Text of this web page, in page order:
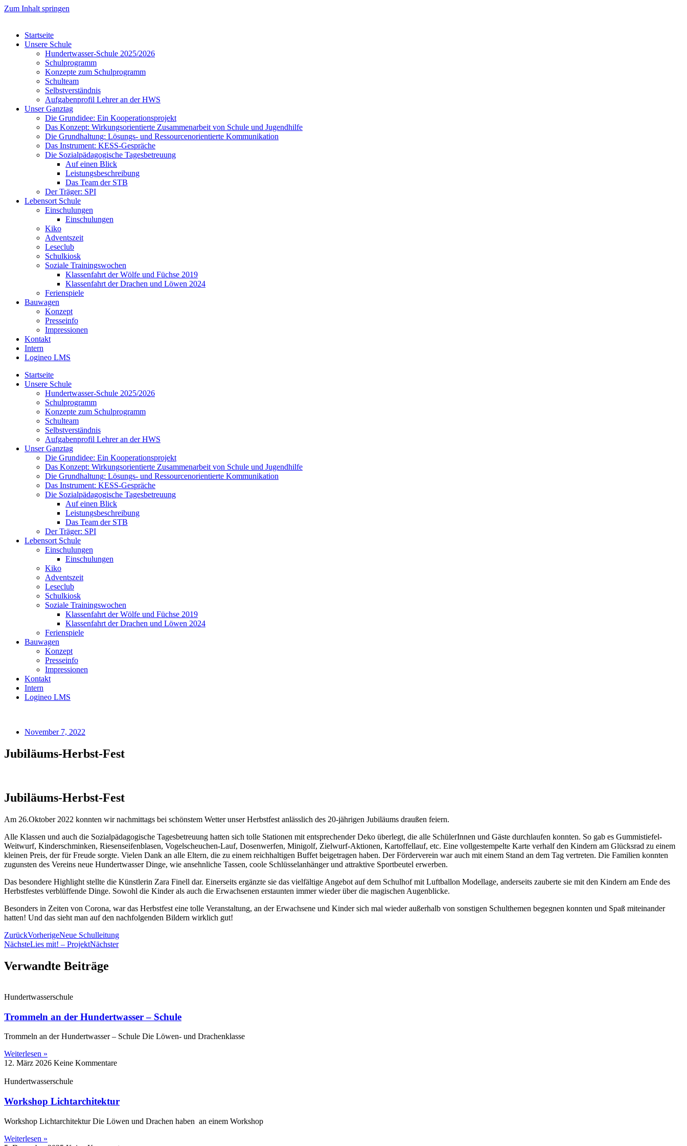
Zum Inhalt springen
Startseite
Unsere Schule
Hundertwasser-Schule 2025/2026
Schulprogramm
Konzepte zum Schulprogramm
Schulteam
Selbst­ver­ständ­nis
Aufgabenprofil Lehrer an der HWS
Unser Ganztag
Die Grundidee: Ein Kooperationsprojekt
Das Konzept: Wirkungsorientierte Zusammenarbeit von Schule und Jugendhilfe
Die Grundhaltung: Lösungs- und Ressourcenorientierte Kommunikation
Das Instrument: KESS-Gespräche
Die Sozialpädagogische Tagesbetreuung
Auf einen Blick
Leistungsbeschreibung
Das Team der STB
Der Träger: SPI
Lebensort Schule
Einschulungen
Einschulungen
Kiko
Adventszeit
Leseclub
Schulkiosk
Soziale Trainingswochen
Klassenfahrt der Wölfe und Füchse 2019
Klassenfahrt der Drachen und Löwen 2024
Ferienspiele
Bauwagen
Konzept
Presseinfo
Impressionen
Kontakt
Intern
Logineo LMS
Startseite
Unsere Schule
Hundertwasser-Schule 2025/2026
Schulprogramm
Konzepte zum Schulprogramm
Schulteam
Selbst­ver­ständ­nis
Aufgabenprofil Lehrer an der HWS
Unser Ganztag
Die Grundidee: Ein Kooperationsprojekt
Das Konzept: Wirkungsorientierte Zusammenarbeit von Schule und Jugendhilfe
Die Grundhaltung: Lösungs- und Ressourcenorientierte Kommunikation
Das Instrument: KESS-Gespräche
Die Sozialpädagogische Tagesbetreuung
Auf einen Blick
Leistungsbeschreibung
Das Team der STB
Der Träger: SPI
Lebensort Schule
Einschulungen
Einschulungen
Kiko
Adventszeit
Leseclub
Schulkiosk
Soziale Trainingswochen
Klassenfahrt der Wölfe und Füchse 2019
Klassenfahrt der Drachen und Löwen 2024
Ferienspiele
Bauwagen
Konzept
Presseinfo
Impressionen
Kontakt
Intern
Logineo LMS
November 7, 2022
Jubiläums-Herbst-Fest
Jubiläums-Herbst-Fest
Am 26.Oktober 2022 konnten wir nachmittags bei schönstem Wetter unser Herbstfest anlässlich des 20-jährigen Jubiläums draußen feiern.
Alle Klassen und auch die Sozialpädagogische Tagesbetreuung hatten sich tolle Stationen mit entsprechender Deko überlegt, die alle SchülerInnen und Gäste durchlaufen konnten. So gab es Gummistiefel-
Weitwurf, Kinderschminken, Riesenseifenblasen, Vogelscheuchen-Lauf, Dosenwerfen, Minigolf, Zielwurf-Aktionen, Kartoffellauf, etc. Eine vollgestempelte Karte verhalf den Kindern am Glücksrad zu einem
kleinen Preis, der für Freude sorgte. Vielen Dank an alle Eltern, die zu einem reichhaltigen Buffet beigetragen haben. Der Förderverein war auch mit einem Stand an dem Tag vertreten. Die Familien konnten
zugunsten des Vereins neue Hundertwasser Dinge, wie ansehnliche Tassen, coole Schlüsselanhänger und attraktive Sportbeutel erwerben.
Das besondere Highlight stellte die Künstlerin Zara Finell dar. Einerseits ergänzte sie das vielfältige Angebot auf dem Schulhof mit Luftballon Modellage, anderseits zauberte sie mit den Kindern am Ende des
Herbstfestes verblüffende Dinge. Sowohl die Kinder als auch die Erwachsenen erstaunten immer wieder über die magischen Augenblicke.
Besonders in Zeiten von Corona, war das Herbstfest eine tolle Veranstaltung, an der Erwachsene und Kinder sich mal wieder außerhalb von sonstigen Schulthemen begegnen konnten und Spaß miteinander
hatten! Und das sieht man auf den nachfolgenden Bildern wirklich gut!
ZurückVorherigeNeue Schulleitung
NächsteLies mit! – ProjektNächster
Verwandte Beiträge
Hundertwasserschule
Trommeln an der Hundertwasser – Schule
Trommeln an der Hundertwasser – Schule Die Löwen‑ und Drachenklasse
Weiterlesen »
12. März 2026 Keine Kommentare
Hundertwasserschule
Workshop Lichtarchitektur
Workshop Lichtarchitektur Die Löwen und Drachen haben an einem Workshop
Weiterlesen »